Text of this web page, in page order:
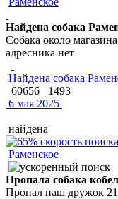
Найдена собака
Собака около
адресника нет
Найдена собака
60656
1493
6 мая 2025
найдена
Раменское
Пропала собака
Пропал наш дружок